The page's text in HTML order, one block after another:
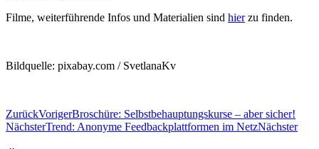
Filme, weiterführende Infos und Materialien sind hierzu finden.
Bildquelle: pixabay.com / SvetlanaKv
ZurückVorigerBroschüre: Selbstbehauptungskurse – aber sicher!
NächsterTrend: Anonyme Feedbackplattformen im NetzNächster